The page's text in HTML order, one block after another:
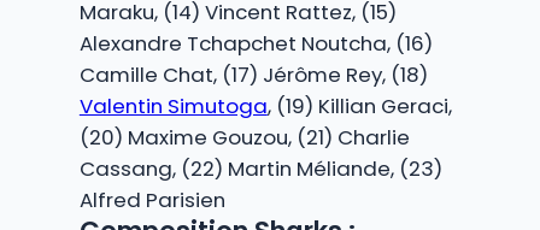
Maraku, (14) Vincent Rattez, (15)
Alexandre Tchapchet Noutcha, (16)
Camille Chat, (17) Jérôme Rey, (18)
Valentin Simutoga, (19) Killian Geraci,
(20) Maxime Gouzou, (21) Charlie
Cassang, (22) Martin Méliande, (23)
Alfred Parisien